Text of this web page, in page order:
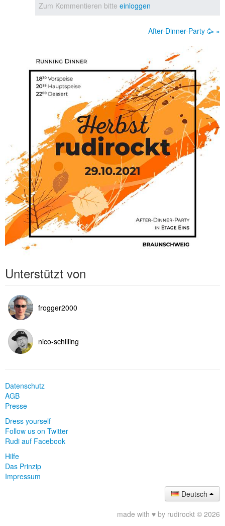
Zum Kommentieren bitte einloggen
After-Dinner-Party 🥳 »
Unterstützt von
frogger2000
nico-schilling
Datenschutz
AGB
Presse
Dress yourself
Follow us on Twitter
Rudi auf Facebook
Hilfe
Das Prinzip
Impressum
Deutsch
made with ♥ by rudirockt © 2026